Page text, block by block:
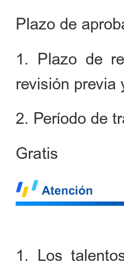
Plazo de
1. Plazo de
revisión previa
2. Período de
Gratis
1. Los